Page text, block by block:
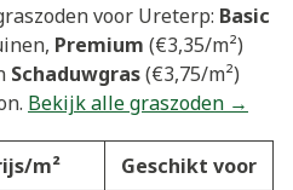
voor Ureterp: Basic
Premium (€3,35/m²)
Schaduwgras(€3,75/m²)
Bekijk alle graszoden →
m² Geschikt voor